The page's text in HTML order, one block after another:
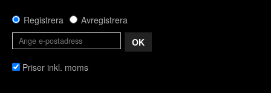
Registrera
Avregistrera
OK
Priser inkl. moms